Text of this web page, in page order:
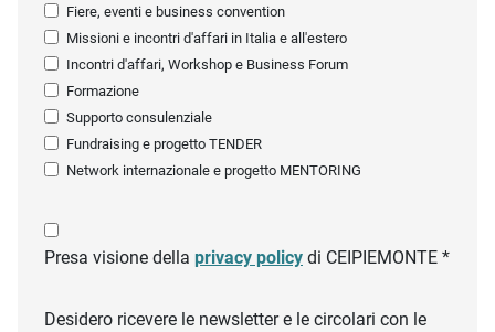
Fiere, eventi e business convention
Missioni e incontri d'affari in Italia e all'estero
Incontri d'affari, Workshop e Business Forum
Formazione
Supporto consulenziale
Fundraising e progetto TENDER
Network internazionale e progetto MENTORING
Presa visione della privacy policy di CEIPIEMONTE *
Desidero ricevere le newsletter e le circolari con le